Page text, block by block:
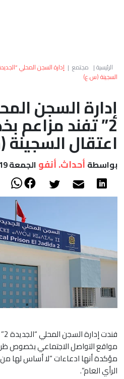
الرئيسية| مجتمع |
السجينة (س.ع)
إدارة السجن
2” تفند
اعتقال
بواسطة أحداث. أنفو الجمعة 19 يونيو, 2026 - 14:23
مواقع التواصل الاجتماعي بخصوص
مؤكدة أنها ادعاءات “لا أساس لها
الرأي العام”.